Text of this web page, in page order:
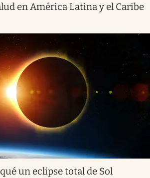
en América Latina y el Caribe
un eclipse total de Sol